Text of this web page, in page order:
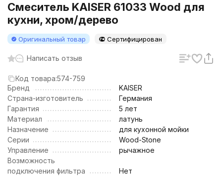
Смеситель KAISER 61033 Wood для
кухни, хром/дерево
Оригинальный товар Сертифицирован
Написать отзыв
Код товара:574-759
Бренд
KAISER
Страна-изготовитель
Германия
Гарантия
5 лет
Материал
латунь
Назначение
для кухонной мойки
Серии
Wood-Stone
Управление
рычажное
Возможность
подключения фильтра
Нет